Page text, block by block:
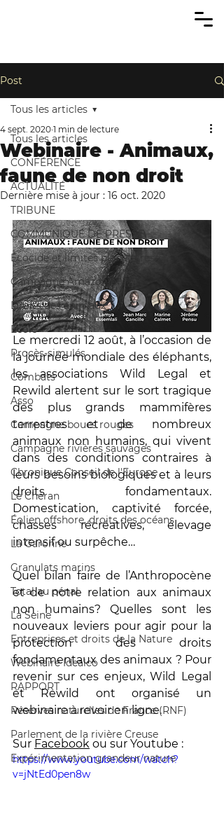
Post
Tous les articles
CONFÉRENCE
ACTUALITÉ
TRIBUNE
COMMUNIQUÉ DE PRESSE
Écocide et limites planétaires
Campagne Amazonie
Droits des animaux
École
Procès-simulés
Combats
Asso
Campagne boues rouges
Campagne rivières sauvages
Chronique Conseil de l'Europe
Le Chéran
Éolien offshore, droits des océans
La Garonne
Granulats marins
Total au pénal
La Seine
Entreprises et droits de la Nature
Webinaire Idealco
RAPPORT
Réserves naturelles de France (RNF)
Parlement de la rivière Creuse
Expérimentation grandeur nature
Tous les articles
Webinaire - Animaux,
faune de non droit
4 sept. 2020 1 min de lecture
Dernière mise à jour : 16 oct. 2020
Le mercredi 12 août, à l’occasion de
la journée mondiale des éléphants,
les associations Wild Legal et
Rewild alertent sur le sort tragique
des plus grands mammifères
terrestres et de nombreux
animaux non humains, qui vivent
dans des conditions contraires à
leurs besoins biologiques et à leurs
droits fondamentaux.
Domestication, captivité forcée,
chasses récréatives, élevage
intensif ou surpêche…
Quel bilan faire de l’Anthropocène
et de notre relation aux animaux
non humains? Quelles sont les
nouveaux leviers pour agir pour la
protection des droits
fondamentaux des animaux ? Pour
revenir sur ces enjeux, Wild Legal
et Rewild ont organisé un
webinaire à revoir en ligne.
Sur Facebook ou sur Youtube :
https://www.youtube.com/watch?
v=jNtEd0pen8w